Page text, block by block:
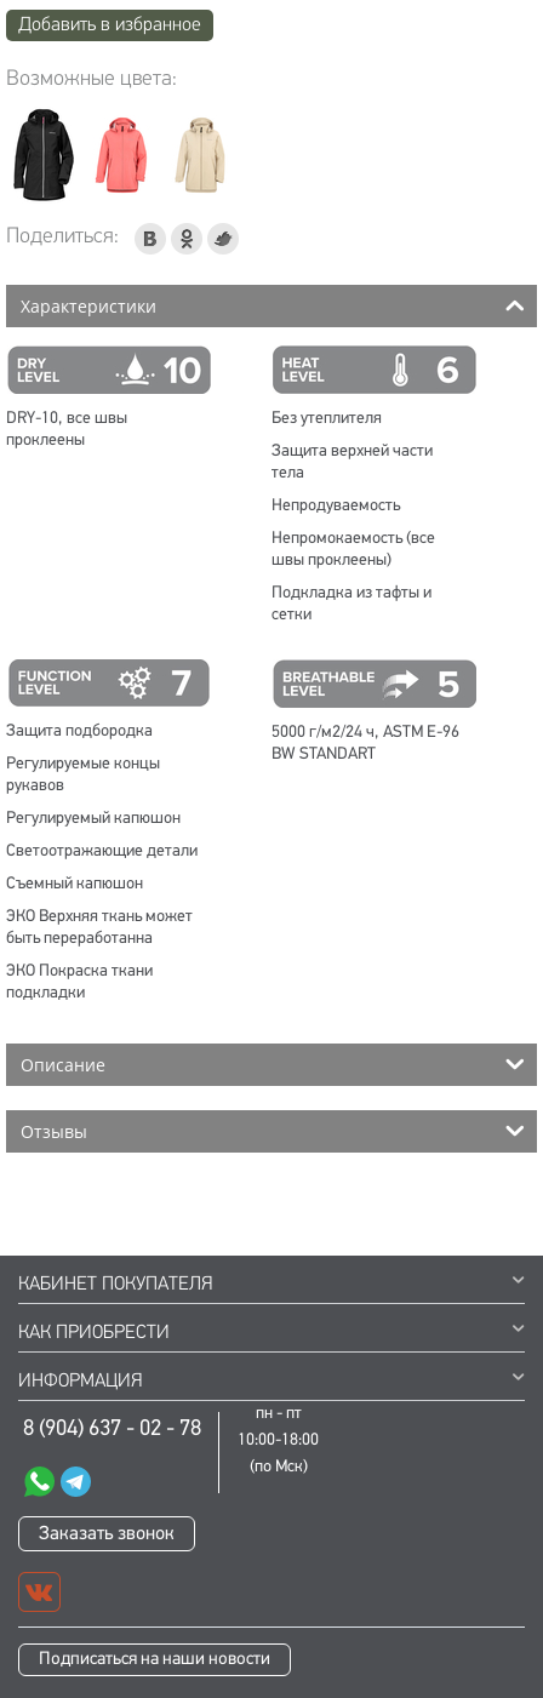
Добавить в избранное
Возможные цвета:
Поделиться:
Характеристики
DRY-10, все швы
проклеены
Без утеплителя
Защита верхней части
тела
Непродуваемость
Непромокаемость (все
швы проклеены)
Подкладка из тафты и
сетки
Защита подбородка
Регулируемые концы
рукавов
Регулируемый капюшон
Светоотражающие детали
Съемный капюшон
ЭКО Верхняя ткань может
быть переработанна
ЭКО Покраска ткани
подкладки
5000 г/м2/24 ч, ASTM E-96
BW STANDART
Описание
Отзывы
КАБИНЕТ ПОКУПАТЕЛЯ
КАК ПРИОБРЕСТИ
ИНФОРМАЦИЯ
8 (904) 637 - 02 - 78
пн - пт
10:00-18:00
(по Мск)
Заказать звонок
Подписаться на наши новости